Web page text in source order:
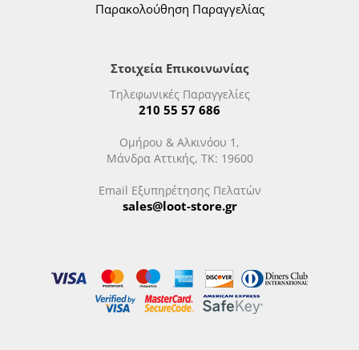
Παρακολούθηση Παραγγελίας
Στοιχεία Επικοινωνίας
Τηλεφωνικές Παραγγελίες
210 55 57 686
Ομήρου & Αλκινόου 1,
Μάνδρα Αττικής, ΤΚ: 19600
Email Εξυπηρέτησης Πελατών
sales@loot-store.gr